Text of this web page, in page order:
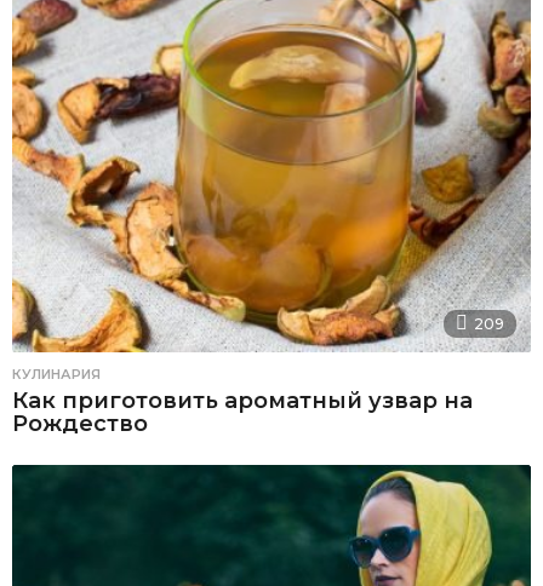
209
КУЛИНАРИЯ
Как приготовить ароматный узвар на
Рождество